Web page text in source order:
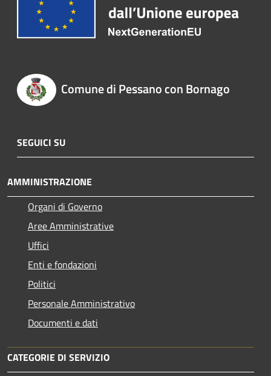
Comune di Pessano con Bornago
SEGUICI SU
AMMINISTRAZIONE
Organi di Governo
Aree Amministrative
Uffici
Enti e fondazioni
Politici
Personale Amministrativo
Documenti e dati
CATEGORIE DI SERVIZIO